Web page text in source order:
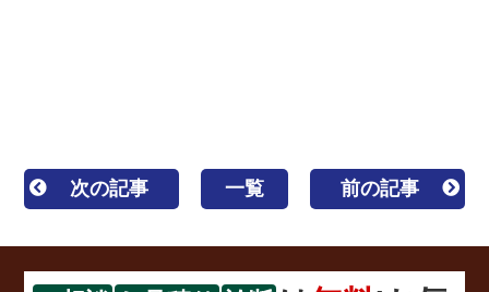
次の記事 一覧 前の記事